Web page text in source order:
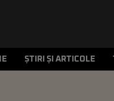
ȘTIRI ȘI ARTICOLE